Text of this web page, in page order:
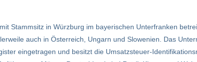
Stammsitz in Würzburg im bayerischen Unterfranken
auch in Österreich, Ungarn und Slowenien. Das
eingetragen und besitzt die Umsatzsteuer-